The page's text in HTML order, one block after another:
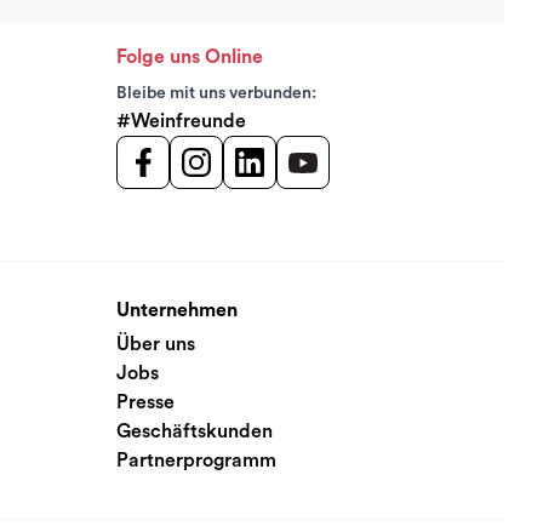
Folge uns Online
Bleibe mit uns verbunden:
#Weinfreunde
Unternehmen
Über uns
Jobs
Presse
Geschäftskunden
Partnerprogramm